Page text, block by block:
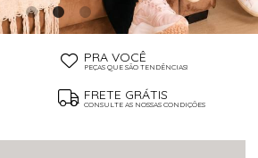
PRA VOCÊ
PEÇAS QUE SÃO TENDÊNCIAS!
FRETE GRÁTIS
CONSULTE AS NOSSAS CONDIÇÕES